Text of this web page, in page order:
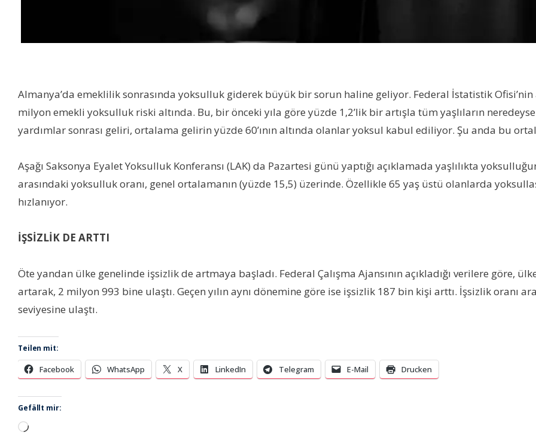
Almanya’da emeklilik sonrasında yoksulluk giderek büyük bir sorun haline geliyor. Federal İstatistik Ofisi’nin
milyon emekli yoksulluk riski altında. Bu, bir önceki yıla göre yüzde 1,2’lik bir artışla tüm yaşlıların
yardımlar sonrası geliri, ortalama gelirin yüzde 60’ının altında olanlar yoksul kabul ediliyor. Şu anda bu
Aşağı Saksonya Eyalet Yoksulluk Konferansı (LAK) da Pazartesi günü yaptığı açıklamada yaşlılıkta
arasındaki yoksulluk oranı, genel ortalamanın (yüzde 15,5) üzerinde. Özellikle 65 yaş üstü olanlarda
hızlanıyor.
İŞSİZLİK DE ARTTI
Öte yandan ülke genelinde işsizlik de artmaya başladı. Federal Çalışma Ajansının açıkladığı verilere göre,
artarak, 2 milyon 993 bine ulaştı. Geçen yılın aynı dönemine göre ise işsizlik 187 bin kişi arttı. İşsizlik oranı
seviyesine ulaştı.
Teilen mit:
Facebook WhatsApp X LinkedIn Telegram E-Mail Drucken
Gefällt mir:
Wird